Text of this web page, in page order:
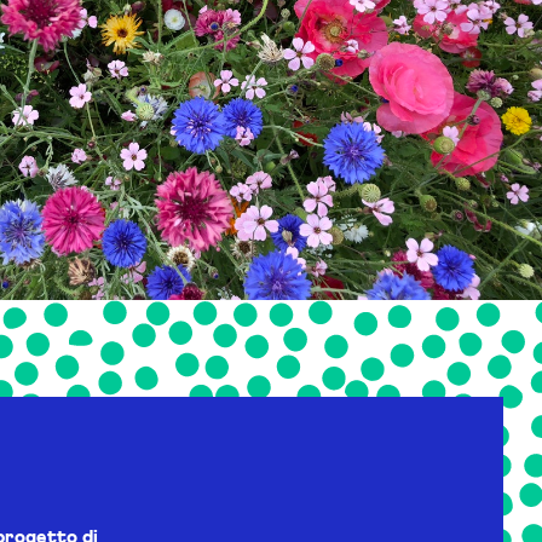
di